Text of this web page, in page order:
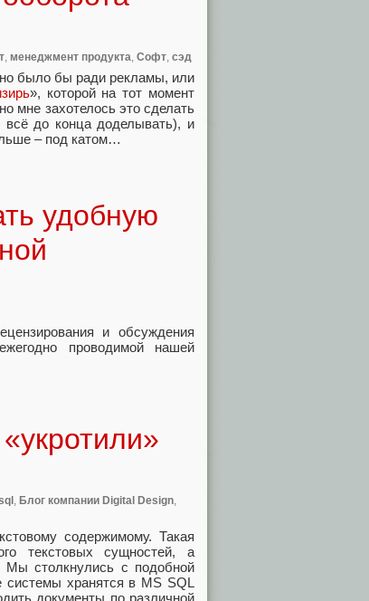
, менеджмент продукта, Софт, сэд
было бы ради рекламы, или
», которой на тот момент
мне захотелось это сделать
всё до конца доделывать), и
– под катом…
удобную
и обсуждения
проводимой нашей
, Блог компании Digital Design,
содержимому. Такая
текстовых сущностей, а
Мы столкнулись с подобной
системы хранятся в MS SQL
документы по различной